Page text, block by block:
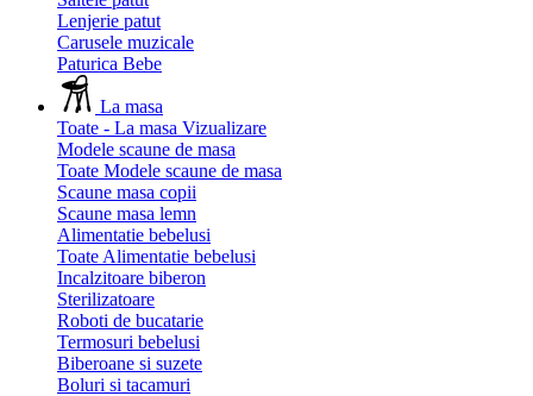
Lenjerie patut
Carusele muzicale
Paturica Bebe
La masa
Toate - La masa Vizualizare
Modele scaune de masa
Toate Modele scaune de masa
Scaune masa copii
Scaune masa lemn
Alimentatie bebelusi
Toate Alimentatie bebelusi
Incalzitoare biberon
Sterilizatoare
Roboti de bucatarie
Termosuri bebelusi
Biberoane si suzete
Boluri si tacamuri